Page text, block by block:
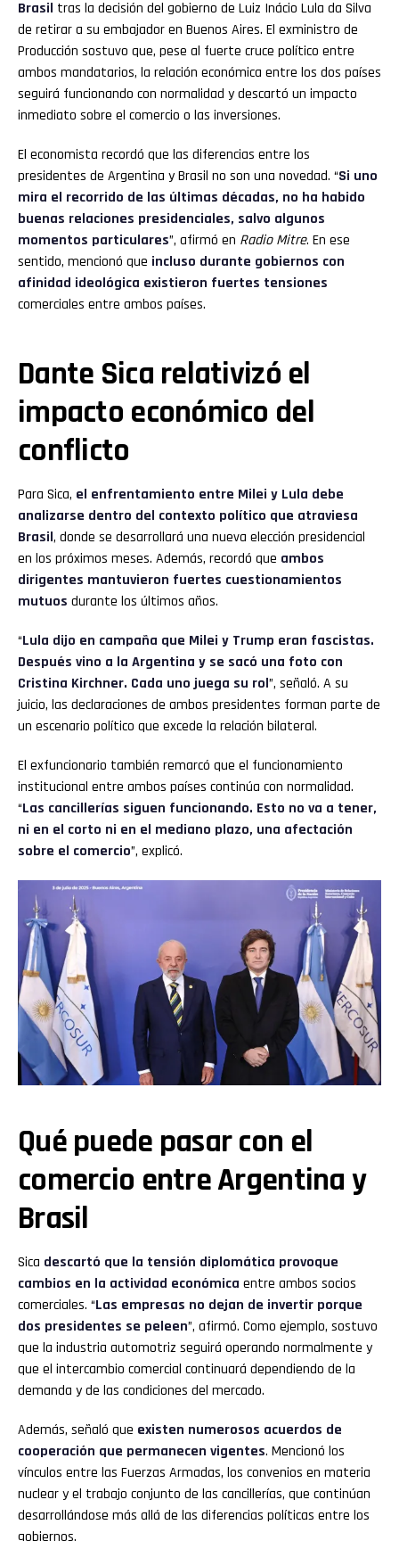
Brasil tras la decisión del gobierno de Luiz Inácio Lula da Silva
de retirar a su embajador en Buenos Aires. El exministro de
Producción sostuvo que, pese al fuerte cruce político entre
ambos mandatarios, la relación económica entre los dos países
seguirá funcionando con normalidad y descartó un impacto
inmediato sobre el comercio o las inversiones.
El economista recordó que las diferencias entre los
presidentes de Argentina y Brasil no son una novedad. “Si uno
mira el recorrido de las últimas décadas, no ha habido
buenas relaciones presidenciales, salvo algunos
momentos particulares”, afirmó en Radio Mitre. En ese
sentido, mencionó que incluso durante gobiernos con
afinidad ideológica existieron fuertes tensiones
comerciales entre ambos países.
Dante Sica relativizó el
impacto económico del
conflicto
Para Sica, el enfrentamiento entre Milei y Lula debe
analizarse dentro del contexto político que atraviesa
Brasil, donde se desarrollará una nueva elección presidencial
en los próximos meses. Además, recordó que ambos
dirigentes mantuvieron fuertes cuestionamientos
mutuos durante los últimos años.
“Lula dijo en campaña que Milei y Trump eran fascistas.
Después vino a la Argentina y se sacó una foto con
Cristina Kirchner. Cada uno juega su rol”, señaló. A su
juicio, las declaraciones de ambos presidentes forman parte de
un escenario político que excede la relación bilateral.
El exfuncionario también remarcó que el funcionamiento
institucional entre ambos países continúa con normalidad.
“Las cancillerías siguen funcionando. Esto no va a tener,
ni en el corto ni en el mediano plazo, una afectación
sobre el comercio”, explicó.
Qué puede pasar con el
comercio entre Argentina y
Brasil
Sica descartó que la tensión diplomática provoque
cambios en la actividad económica entre ambos socios
comerciales. “Las empresas no dejan de invertir porque
dos presidentes se peleen”, afirmó. Como ejemplo, sostuvo
que la industria automotriz seguirá operando normalmente y
que el intercambio comercial continuará dependiendo de la
demanda y de las condiciones del mercado.
Además, señaló que existen numerosos acuerdos de
cooperación que permanecen vigentes. Mencionó los
vínculos entre las Fuerzas Armadas, los convenios en materia
nuclear y el trabajo conjunto de las cancillerías, que continúan
desarrollándose más allá de las diferencias políticas entre los
gobiernos.